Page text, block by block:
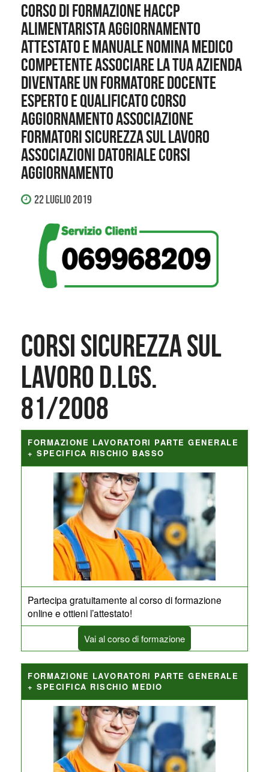
CORSO DI FORMAZIONE HACCP
ALIMENTARISTA AGGIORNAMENTO
ATTESTATO E MANUALE nomina medico
competente associare la tua azienda
diventare un formatore docente
esperto e qualificato corso
aggiornamento associazione
formatori sicurezza sul lavoro
associazioni datoriale corsi
aggiornamento
22 Luglio 2019
Corsi Sicurezza sul
lavoro D.Lgs.
81/2008
FORMAZIONE LAVORATORI PARTE GENERALE
+ SPECIFICA RISCHIO BASSO
Partecipa gratuitamente al corso di formazione
online e ottieni l’attestato!
Vai al corso di formazione
FORMAZIONE LAVORATORI PARTE GENERALE
+ SPECIFICA RISCHIO MEDIO